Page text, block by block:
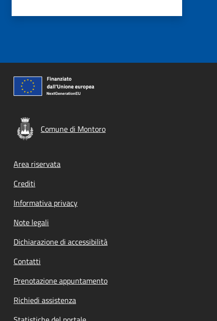
Comune di Montoro
Footer menu
Area riservata
Crediti
Informativa privacy
Note legali
Dichiarazione di accessibilità
Contatti
Prenotazione appuntamento
Richiedi assistenza